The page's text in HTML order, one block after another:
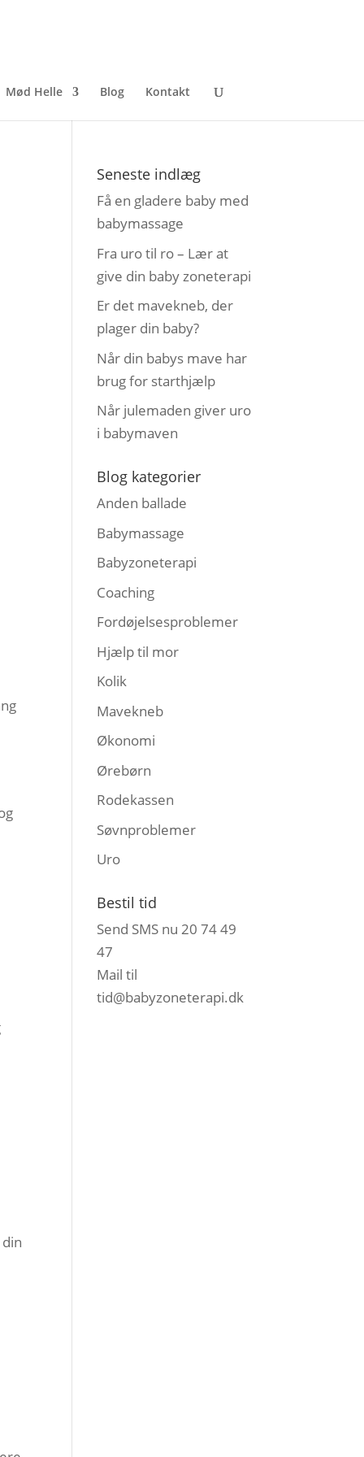
Mød Helle Blog Kontakt
Seneste indlæg
Få en gladere baby med
babymassage
Fra uro til ro – Lær at
give din baby zoneterapi
Er det mavekneb, der
plager din baby?
Når din babys mave har
brug for starthjælp
Når julemaden giver uro
i babymaven
Blog kategorier
Anden ballade
Babymassage
Babyzoneterapi
Coaching
Fordøjelsesproblemer
Hjælp til mor
Kolik
Mavekneb
Økonomi
Ørebørn
Rodekassen
Søvnproblemer
Uro
Bestil tid
Send SMS nu 20 74 49
47
Mail til
tid@babyzoneterapi.dk